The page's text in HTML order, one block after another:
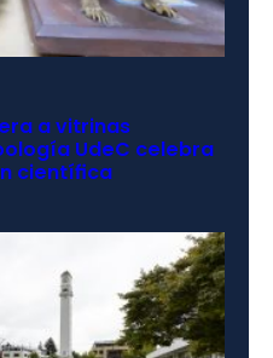
a vitrinas
UdeC celebra
científica